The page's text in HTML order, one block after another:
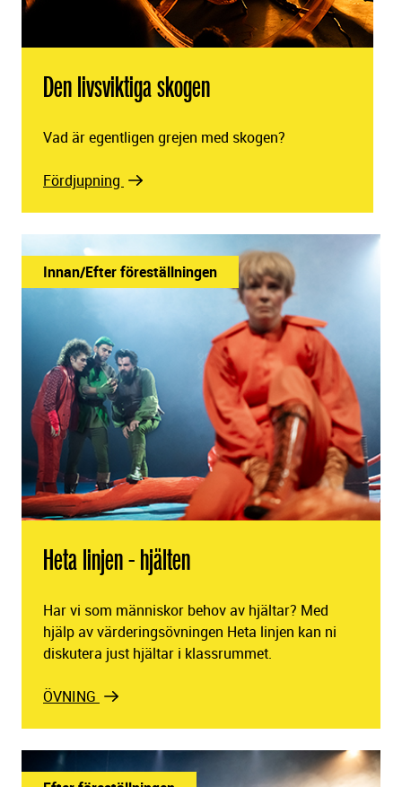
Den livsviktiga skogen
Vad är egentligen grejen med skogen?
Fördjupning
Heta linjen - hjälten
Innan/Efter föreställningen
Har vi som människor behov av hjältar? Med
hjälp av värderingsövningen Heta linjen kan ni
diskutera just hjältar i klassrummet.
ÖVNING